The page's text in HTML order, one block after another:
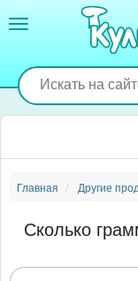
содержанию
Главная Другие
Сколько